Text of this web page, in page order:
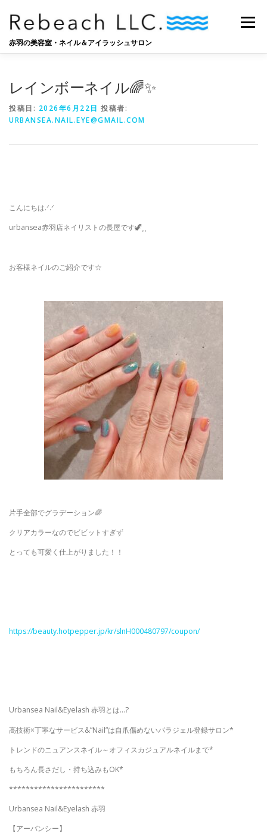
ツ
赤羽の美容室・ネイル＆アイラッシュサロン
メニュー
レインボーネイル🌈✨
投稿日: 2026年6月22日 投稿者:
URBANSEA.NAIL.EYE@GMAIL.COM
こんにちは‪.ᐟ‪.ᐟ
urbansea赤羽店ネイリストの長屋です🦖⸒⸒
お客様ネイルのご紹介です☆
片手全部でグラデーション🌈
クリアカラーなのでビビットすぎず
とっても可愛く仕上がりました！！
https://beauty.hotpepper.jp/kr/slnH000480797/coupon/
Urbansea Nail&Eyelash 赤羽とは…?
高技術×丁寧なサービス&”Nail”は自爪傷めないパラジェル登録サロン*
トレンドのニュアンスネイル～オフィスカジュアルネイルまで*
もちろん長さだし・持ち込みもOK*
***********************
Urbansea Nail&Eyelash 赤羽
【アーバンシー】